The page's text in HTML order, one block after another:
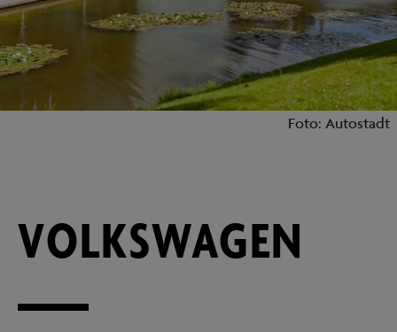
Foto: Autostadt
VOLKSWAGEN